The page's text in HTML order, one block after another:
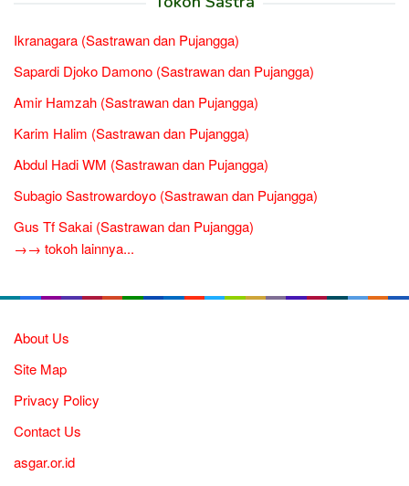
Ikranagara (Sastrawan dan Pujangga)
Sapardi Djoko Damono (Sastrawan dan Pujangga)
Amir Hamzah (Sastrawan dan Pujangga)
Karim Halim (Sastrawan dan Pujangga)
Abdul Hadi WM (Sastrawan dan Pujangga)
Subagio Sastrowardoyo (Sastrawan dan Pujangga)
Gus Tf Sakai (Sastrawan dan Pujangga)
→→ tokoh lainnya...
About Us
Site Map
Privacy Policy
Contact Us
asgar.or.id